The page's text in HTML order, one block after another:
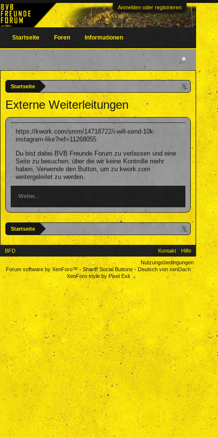
Anmelden oder registrieren
Startseite
Externe Weiterleitungen
https://kwork.com/smm/14718722/i-will-send-10k-
instagram-like?ref=11268055
Du bist dabei BVB Freunde Forum zu verlassen und eine
Seite zu besuchen, über die wir keine Kontrolle mehr
haben. Verwende den Button, um zu kwork.com
weitergeleitet zu werden.
Weiter...
Startseite
Startseite Foren Informationen
BFD Kontakt
Hilfe
Nutzungsbedingungen
Forum software by XenForo™-Shariff Social Buttons- Deutsch von xenDach
XenForo style by Pixel Exit